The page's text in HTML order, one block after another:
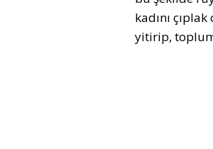
kadını
yitirip,